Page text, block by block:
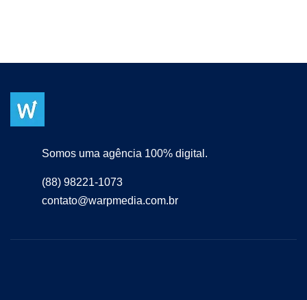
Somos uma agência 100% digital.
(88) 98221-1073
contato@warpmedia.com.br